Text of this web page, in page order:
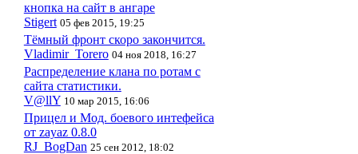
кнопка на сайт в ангаре
Stigert 05 фев 2015, 19:25
Тёмный фронт скоро закончится.
Vladimir_Torero 04 ноя 2018, 16:27
Распределение клана по ротам с
сайта статистики.
V@llY 10 мар 2015, 16:06
Прицел и Мод. боевого интефейса
от zayaz 0.8.0
RJ_BogDan 25 сен 2012, 18:02